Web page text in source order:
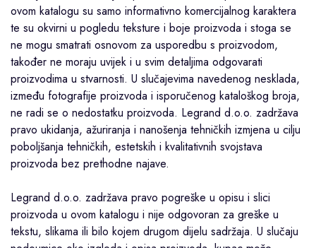
ovom katalogu su samo informativno komercijalnog karaktera
te su okvirni u pogledu teksture i boje proizvoda i stoga se
ne mogu smatrati osnovom za usporedbu s proizvodom,
također ne moraju uvijek i u svim detaljima odgovarati
proizvodima u stvarnosti. U slučajevima navedenog nesklada,
između fotografije proizvoda i isporučenog kataloškog broja,
ne radi se o nedostatku proizvoda. Legrand d.o.o. zadržava
pravo ukidanja, ažuriranja i nanošenja tehničkih izmjena u cilju
poboljšanja tehničkih, estetskih i kvalitativnih svojstava
proizvoda bez prethodne najave.
Legrand d.o.o. zadržava pravo pogreške u opisu i slici
proizvoda u ovom katalogu i nije odgovoran za greške u
tekstu, slikama ili bilo kojem drugom dijelu sadržaja. U slučaju